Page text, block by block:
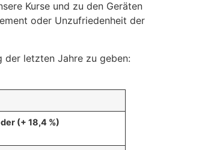
Kurse und zu den Geräten
oder Unzufriedenheit der
der letzten Jahre zu geben:
(+ 18,4 %)